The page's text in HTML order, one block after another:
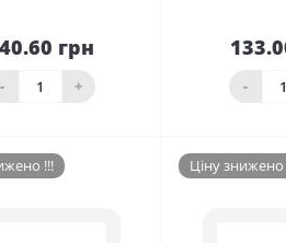
грн
- +
До
кошика
-
!!! Ціну знижено